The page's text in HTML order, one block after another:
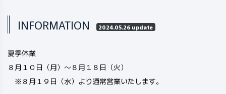
INFORMATION 2024.05.26 update
夏季休業
８月１０日（月）～８月１８日（火）
※８月１９日（水）より通常営業いたします。